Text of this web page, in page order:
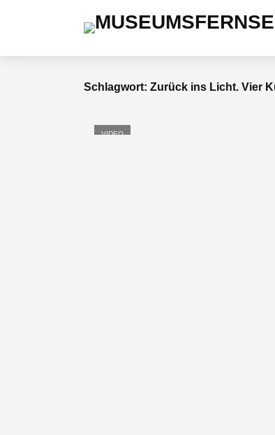
Schlagwort: Zurück ins Licht. Vier
VIDEO